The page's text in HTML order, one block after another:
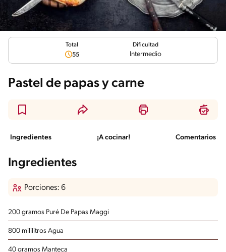
Total
55
Dificultad
Intermedio
Pastel de papas y carne
Ingredientes ¡A cocinar! Comentarios
Ingredientes
Porciones: 6
200 gramos Puré De Papas Maggi
800 mililitros Agua
40 gramos Manteca